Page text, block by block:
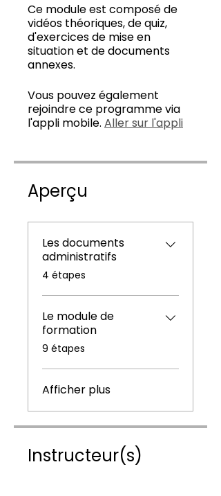
Ce module est composé de
vidéos théoriques, de quiz,
d'exercices de mise en
situation et de documents
annexes.
Vous pouvez également
rejoindre ce programme via
l'appli mobile. Aller sur l'appli
Aperçu
Les documents
administratifs
.4 étapes
Le module de
formation
.9 étapes
Afficher plus
Instructeur(s)